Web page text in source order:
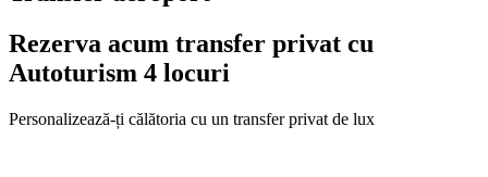
Rezerva acum transfer privat cu
Autoturism 4 locuri
Personalizează-ți călătoria cu un transfer privat de lux